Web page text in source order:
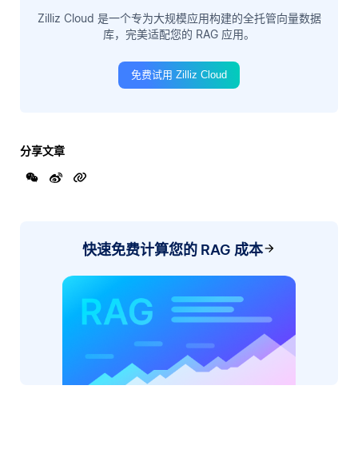
Zilliz Cloud 是一个专为大规模应用构建的全托管向量数据
库，完美适配您的 RAG 应用。
免费试用 Zilliz Cloud
分享文章
快速免费计算您的 RAG 成本